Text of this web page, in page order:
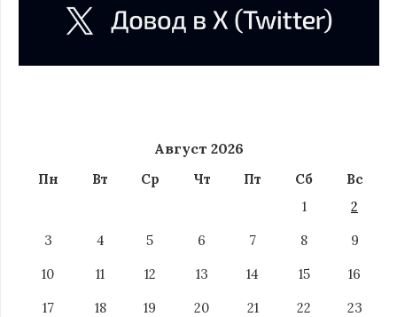
Август 2026
Пн Вт Ср Чт Пт Сб
Вс
1
2
3
4 5 6 7 8
9
10
11 12 13 14 15
16
17
18 19 20 21 22
23